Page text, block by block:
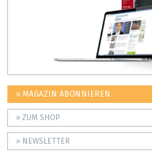
» MAGAZIN ABONNIEREN
» ZUM SHOP
» NEWSLETTER